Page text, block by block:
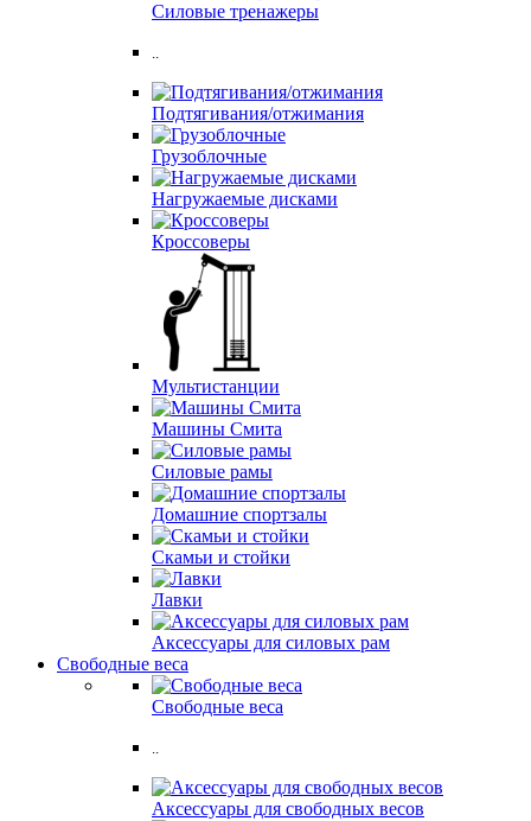
Силовые тренажеры
..
Подтягивания/отжимания
Грузоблочные
Нагружаемые дисками
Кроссоверы
Мультистанции
Машины Смита
Силовые рамы
Домашние спортзалы
Скамьи и стойки
Лавки
Аксессуары для силовых рам
Свободные веса
Свободные веса
..
Аксессуары для свободных весов